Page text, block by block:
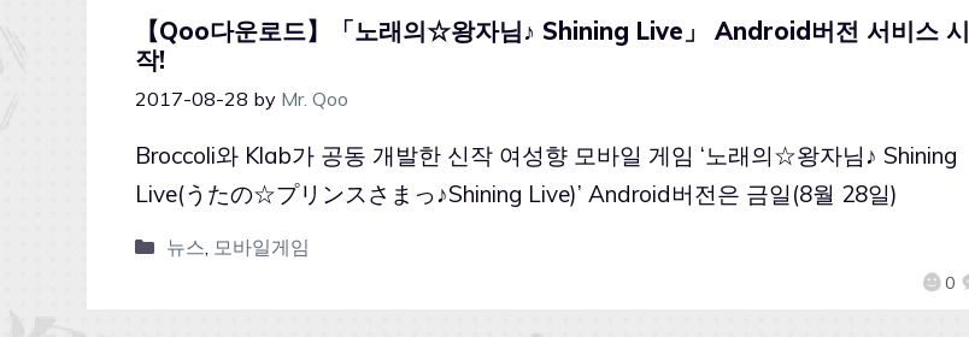
【Qoo다운로드】「노래의☆왕자님♪ Shining Live」 Android버전 서비스 시
작!
2017-08-28 by Mr. Qoo
0
Broccoli와 Klab가 공동 개발한 신작 여성향 모바일 게임 ‘노래의☆왕자님♪ Shining
Live(うたの☆プリンスさまっ♪Shining Live)’ Android버전은 금일(8월 28일)
뉴스, 모바일게임